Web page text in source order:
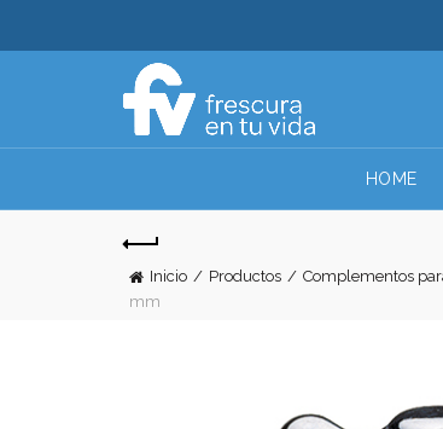
HOME
Inicio Productos Complementos
mm